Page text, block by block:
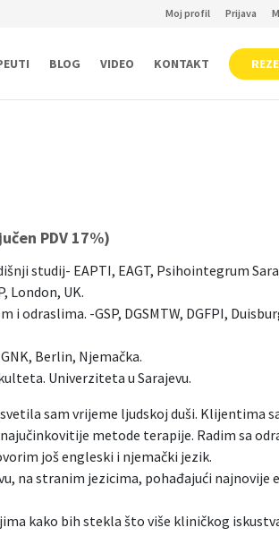
Moj profil Prijava
BLOG VIDEO KONTAKT
PDV 17%)
studij- EAPTI, EAGT, Psihointegrum
London, UK.
odraslima. -GSP, DGSMTW, DGFPI,
Berlin, Njemačka.
Univerziteta u Sarajevu.
sam vrijeme ljudskoj duši. Klijentima
metode terapije. Radim sa
još engleski i njemački jezik.
na stranim jezicima, pohađajući najnovije
kako bih stekla što više kliničkog